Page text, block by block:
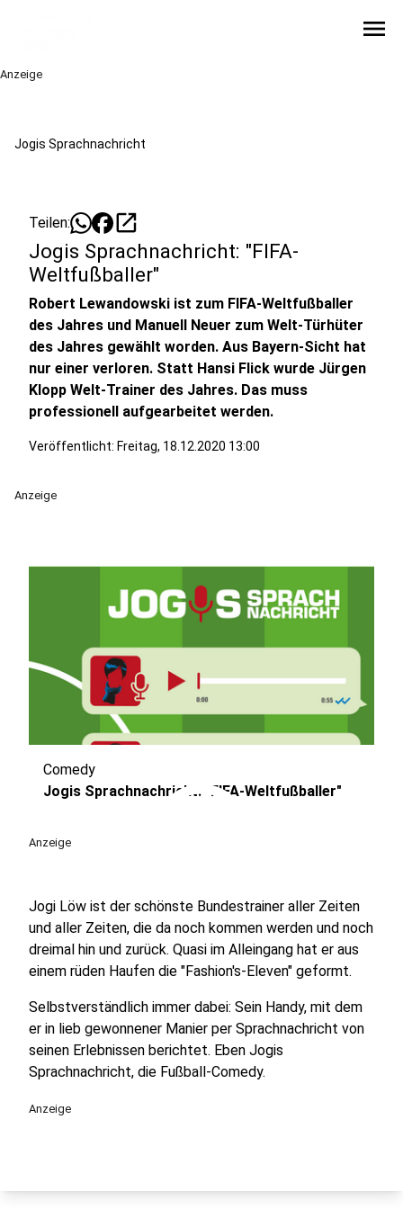
menu
Anzeige
Jogis Sprachnachricht
Teilen: open_in_new
Jogis Sprachnachricht: "FIFA-
Weltfußballer"
Robert Lewandowski ist zum FIFA-Weltfußballer
des Jahres und Manuell Neuer zum Welt-Türhüter
des Jahres gewählt worden. Aus Bayern-Sicht hat
nur einer verloren. Statt Hansi Flick wurde Jürgen
Klopp Welt-Trainer des Jahres. Das muss
professionell aufgearbeitet werden.
Veröffentlicht: Freitag, 18.12.2020 13:00
Anzeige
play_circle
Comedy
Jogis Sprachnachricht: "FIFA-Weltfußballer"
Anzeige
Jogi Löw ist der schönste Bundestrainer aller Zeiten
und aller Zeiten, die da noch kommen werden und noch
dreimal hin und zurück. Quasi im Alleingang hat er aus
einem rüden Haufen die "Fashion's-Eleven" geformt.
Selbstverständlich immer dabei: Sein Handy, mit dem
er in lieb gewonnener Manier per Sprachnachricht von
seinen Erlebnissen berichtet. Eben Jogis
Sprachnachricht, die Fußball-Comedy.
Anzeige